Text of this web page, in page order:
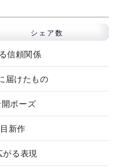
シェア数
信頼関係
届けたもの
ポーズ
新作
がる表現